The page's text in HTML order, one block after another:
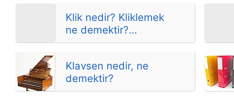
Klik nedir? Kliklemek
ne demektir?
Anlamları
Klavsen nedir, ne
demektir?